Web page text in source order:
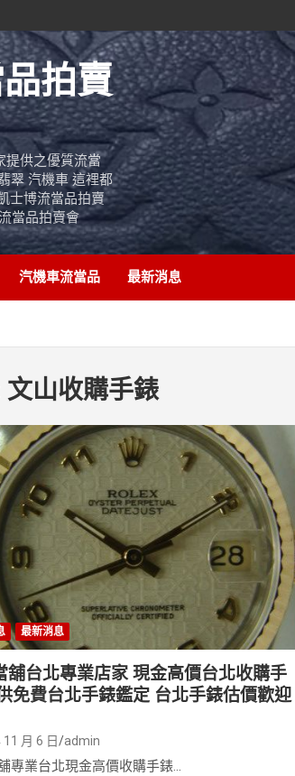
拍賣
提供之優質流當
翠 汽機車 這裡都
士博流當品拍賣
當品拍賣會
汽機車流當品 最新消息
文山收購手錶
最新消息
舖台北專業店家 現金高價台北收購手
免費台北手錶鑑定 台北手錶估價歡迎
11 月 6 日 admin
專業台北現金高價收購手錶...